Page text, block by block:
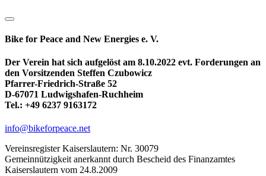
Bike for Peace and New Energies e. V.
Der Verein hat sich aufgelöst am 8.10.2022 evt. Forderungen an
den Vorsitzenden Steffen Czubowicz
Pfarrer-Friedrich-Straße 52
D-67071 Ludwigshafen-Ruchheim
Tel.: +49 6237 9163172
info@bikeforpeace.net
Vereinsregister Kaiserslautern: Nr. 30079
Gemeinnützigkeit anerkannt durch Bescheid des Finanzamtes
Kaiserslautern vom 24.8.2009